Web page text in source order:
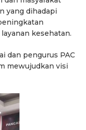
yang dihadapi
kesehatan.
dan pengurus PAC
mewujudkan visi